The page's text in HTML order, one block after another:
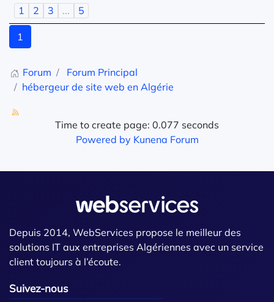
1
2 3 ... 5
1
Forum
Forum Principal
hébergeur de site web en Algérie
Time to create page: 0.077 seconds
Powered by Kunena Forum
Depuis 2014, WebServices propose le meilleur des
solutions IT aux entreprises Algériennes avec un service
client toujours à l’écoute.
Suivez-nous